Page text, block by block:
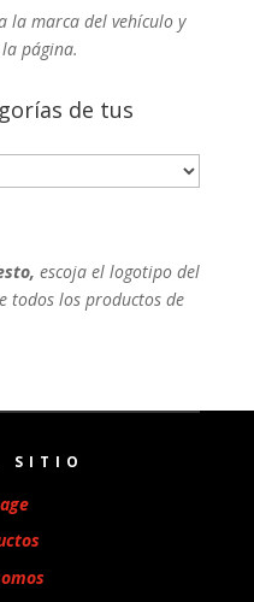
la marca del vehículo y
página.
de tus
escoja el logotipo del
todos los productos de
SITIO